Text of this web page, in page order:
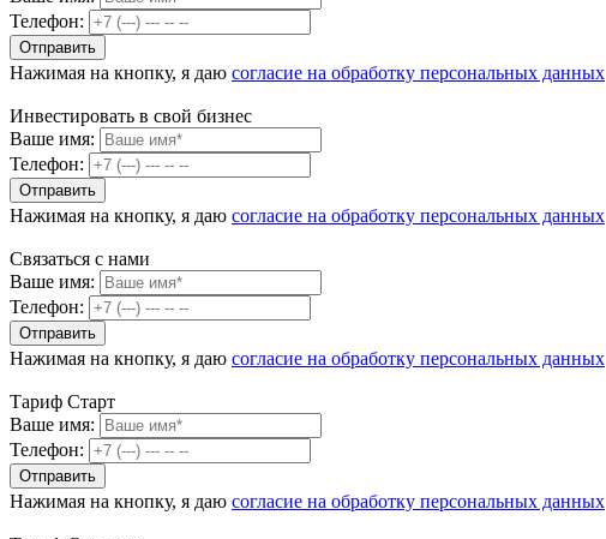
Телефон:
Нажимая на кнопку, я даю согласие на обработку персональных данных
Инвестировать в свой бизнес
Ваше имя:
Телефон:
Нажимая на кнопку, я даю согласие на обработку персональных данных
Связаться с нами
Ваше имя:
Телефон:
Нажимая на кнопку, я даю согласие на обработку персональных данных
Тариф Старт
Ваше имя:
Телефон:
Нажимая на кнопку, я даю согласие на обработку персональных данных